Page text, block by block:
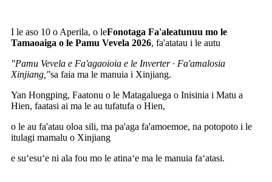
I le aso 10 o Aperila, o leFonotaga Fa'aleatunuu mo le
Tamaoaiga o le Pamu Vevela 2026, fa'atatau i le autu
"Pamu Vevela e Fa'agaoioia e le Inverter · Fa'amalosia
Xinjiang,"sa faia ma le manuia i Xinjiang.
Yan Hongping, Faatonu o le Matagaluega o Inisinia i Matu a
Hien, faatasi ai ma le au tufatufa o Hien,
o le au fa'atau oloa sili, ma pa'aga fa'amoemoe, na potopoto i le
itulagi mamalu o Xinjiang
e suʻesuʻe ni ala fou mo le atinaʻe ma le manuia faʻatasi.